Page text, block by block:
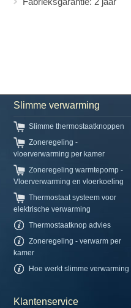
Slimme verwarming
Slimme thermostaatknoppen
Zoneregeling -
vloerverwarming per kamer
Zoneregeling warmtepomp -
Vloerverwarming en vloerkoeling
Thermostaat systeem voor
elektrische verwarming
Thermostaatknop advies
Zoneregeling - verwarm per
kamer
Hoe werkt slimme verwarming
Klantenservice